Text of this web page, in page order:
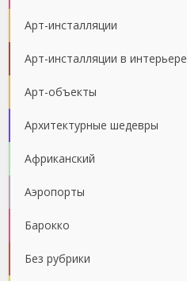
Арт-инсталляции
Арт-инсталляции в интерьере
Арт-объекты
Архитектурные шедевры
Африканский
Аэропорты
Барокко
Без рубрики